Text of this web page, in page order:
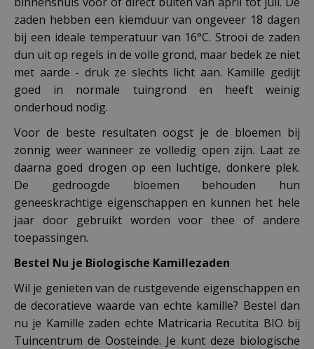
zaden hebben een kiemduur van ongeveer 18 dagen
bij een ideale temperatuur van 16°C. Strooi de zaden
dun uit op regels in de volle grond, maar bedek ze niet
met aarde - druk ze slechts licht aan. Kamille gedijt
goed in normale tuingrond en heeft weinig
onderhoud nodig.
Voor de beste resultaten oogst je de bloemen bij
zonnig weer wanneer ze volledig open zijn. Laat ze
daarna goed drogen op een luchtige, donkere plek.
De gedroogde bloemen behouden hun
geneeskrachtige eigenschappen en kunnen het hele
jaar door gebruikt worden voor thee of andere
toepassingen.
Bestel Nu je Biologische Kamillezaden
Wil je genieten van de rustgevende eigenschappen en
de decoratieve waarde van echte kamille? Bestel dan
nu je Kamille zaden echte Matricaria Recutita BIO bij
Tuincentrum de Oosteinde. Je kunt deze biologische